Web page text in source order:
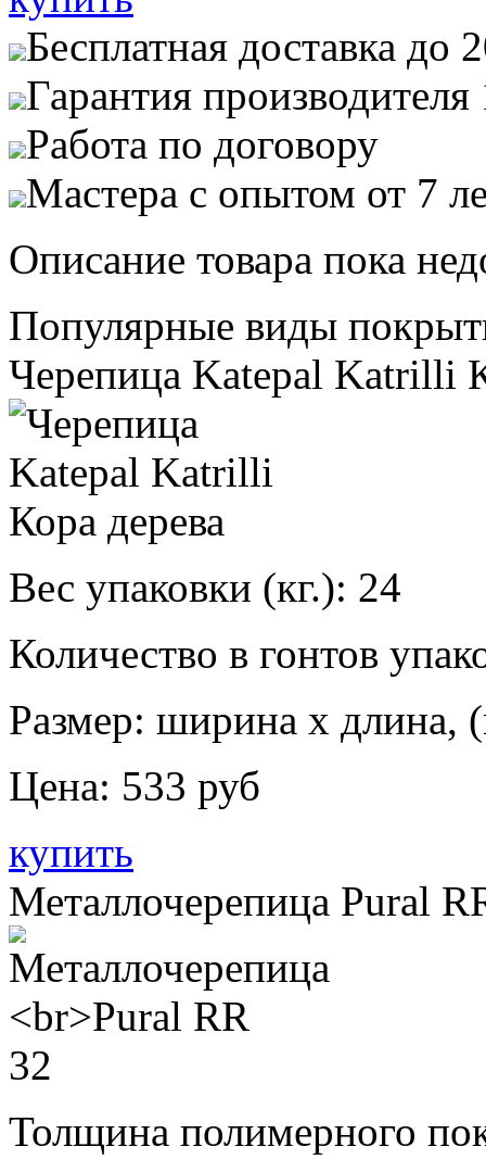
Бесплатная доставка до
Гарантия производителя
Работа по договору
Мастера с опытом от 7
Описание товара пока
Популярные виды
Черепица Katepal Katrilli
Вес упаковки (кг.): 24
Количество в гонтов
Размер: ширина х длина,
Цена: 533 руб
купить
Металлочерепица Pural
Толщина полимерного